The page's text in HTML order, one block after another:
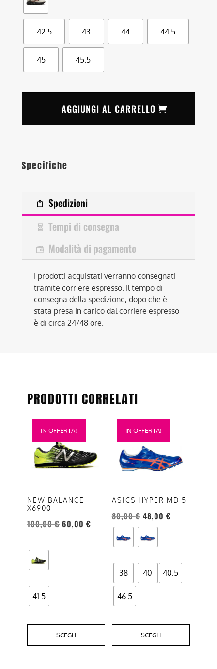
42.5 43 44 44.5
45 45.5
AGGIUNGI AL CARRELLO
Specifiche
Spedizioni
Tempi di consegna
Modalità di pagamento
I prodotti acquistati verranno consegnati
tramite corriere espresso. Il tempo di
consegna della spedizione, dopo che è
stata presa in carico dal corriere espresso
è di circa 24/48 ore.
PRODOTTI CORRELATI
IN OFFERTA!
NEW BALANCE
X6900
100,00€ 60,00 €
41.5
SCEGLI
Questo
prodotto
più
varianti.
opzioni
possono
essere
pagina
del
prodotto
IN OFFERTA!
ASICS HYPER MD 5
80,00€ 48,00 €
38 40 40.5
46.5
SCEGLI
Questo
prodotto
più
varianti.
opzioni
essere
scelte
nella
del
prodotto